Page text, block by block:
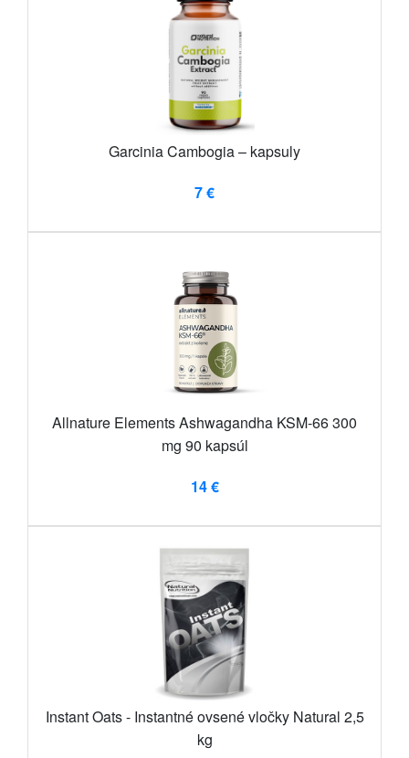
Garcinia Cambogia – kapsuly
7 €
Allnature Elements Ashwagandha KSM-66 300
mg 90 kapsúl
14 €
Instant Oats - Instantné ovsené vločky Natural 2,5
kg